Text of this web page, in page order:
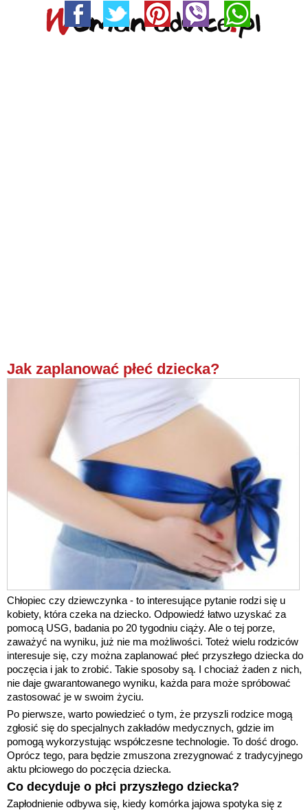
Jak zaplanować płeć dziecka?
Chłopiec czy dziewczynka - to interesujące pytanie rodzi się u
kobiety, która czeka na dziecko. Odpowiedź łatwo uzyskać za
pomocą USG, badania po 20 tygodniu ciąży. Ale o tej porze,
zaważyć na wyniku, już nie ma możliwości. Toteż wielu rodziców
interesuje się, czy można zaplanować płeć przyszłego dziecka do
poczęcia i jak to zrobić. Takie sposoby są. I chociaż żaden z nich,
nie daje gwarantowanego wyniku, każda para może spróbować
zastosować je w swoim życiu.
Po pierwsze, warto powiedzieć o tym, że przyszli rodzice mogą
zgłosić się do specjalnych zakładów medycznych, gdzie im
pomogą wykorzystując współczesne technologie. To dość drogo.
Oprócz tego, para będzie zmuszona zrezygnować z tradycyjnego
aktu płciowego do poczęcia dziecka.
Co decyduje o płci przyszłego dziecka?
Zapłodnienie odbywa się, kiedy komórka jajowa spotyka się z